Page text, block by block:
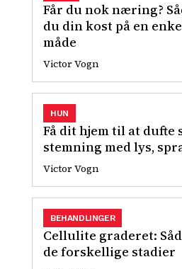
Får du nok næring?
du din kost på en
måde
Victor Vogn
Få dit hjem til at dufte
stemning med lys,
HUN
Victor Vogn
Cellulite graderet:
de forskellige stadier
BEHANDLINGER